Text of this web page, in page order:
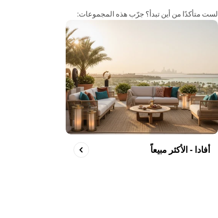
لست متأكدًا من أين تبدأ؟ جرّب هذه المجموعات:
أفادا - الأكثر مبيعاً